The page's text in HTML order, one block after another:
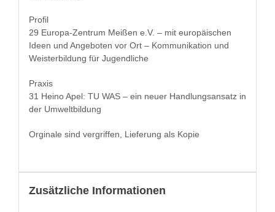
Pro­fil
29 Europa-Zen­trum Meißen e.V. – mit europäis­chen
Ideen und Ange­boten vor Ort – Kom­mu­nika­tion und
Weis­ter­bil­dung für Jugendliche
Prax­is
31 Heino Apel: TU WAS – ein neuer Hand­lungsansatz in
der Umweltbildung
Orginale sind ver­grif­f­en, Liefer­ung als Kopie
Zusätzliche Informationen